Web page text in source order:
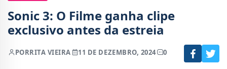
Sonic 3: O Filme ganha clipe
exclusivo antes da estreia
PORRITA VIEIRA 11 DE DEZEMBRO, 2024 0